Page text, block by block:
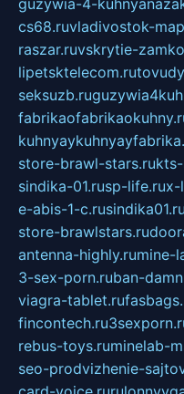
guzywia-4-
cs68.ruvladivostok-
raszar.ruvskrytie-
lipetsktelecom.ru
seksuzb.ru
store-brawl-stars.ru
sindika-01.rusp-life.rux-
e-abis-1-c.rusindika01.ru
store-brawlstars.ru
antenna-highly.rumine-
3-sex-porn.ruban-
viagra-tablet.ru
fincontech.ru
rebus-toys.ruminelab-
seo-prodvizhenie-